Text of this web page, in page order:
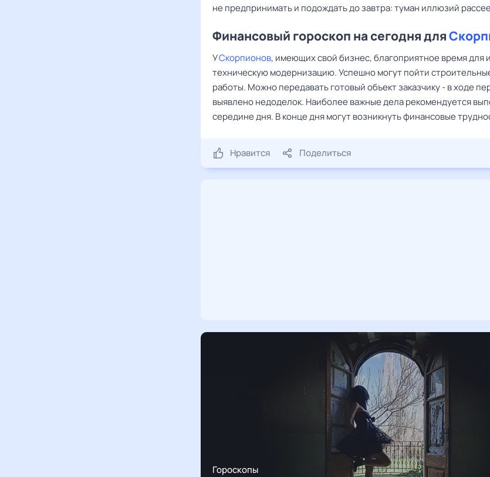
не предпринимать и подождать до завтра: туман иллюзий
Финансовый гороскоп на сегодня для
УСкорпионов, имеющих свой бизнес, благоприятное время для
техническую модернизацию. Успешно могут пойти
работы. Можно передавать готовый объект заказчику - в ходе
выявлено недоделок. Наиболее важные дела рекомендуется
середине дня. В конце дня могут возникнуть финансовые
Нравится Поделиться
Гороскопы